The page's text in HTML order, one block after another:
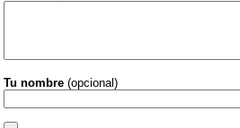
Tu nombre (opcional)